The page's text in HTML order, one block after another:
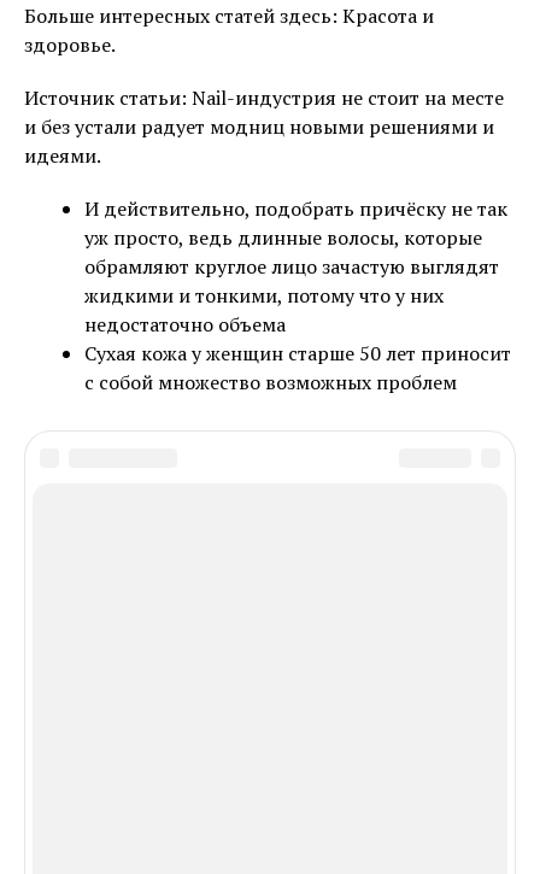
Больше интересных статей здесь: Красота и
здоровье.
Источник статьи: Nail-индустрия не стоит на месте
и без устали радует модниц новыми решениями и
идеями.
И действительно, подобрать причёску не так
уж просто, ведь длинные волосы, которые
обрамляют круглое лицо зачастую выглядят
жидкими и тонкими, потому что у них
недостаточно объема
Сухая кожа у женщин старше 50 лет приносит
с собой множество возможных проблем